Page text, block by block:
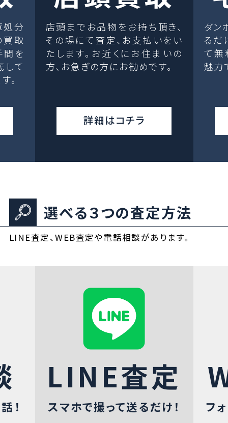
処分
取
間を
して
。
店頭までお品物をお持ち頂き、
その場にて査定、お支払いをい
たします。お近くにお住まいの
方、お急ぎの方にお勧めです。
詳細はコチラ
ダン
るだ
て無
魅力
選べる３つの査定方法
LINE査定、WEB査定や電話相談があります。
！
LINE査定
スマホで撮って送るだけ！ フ